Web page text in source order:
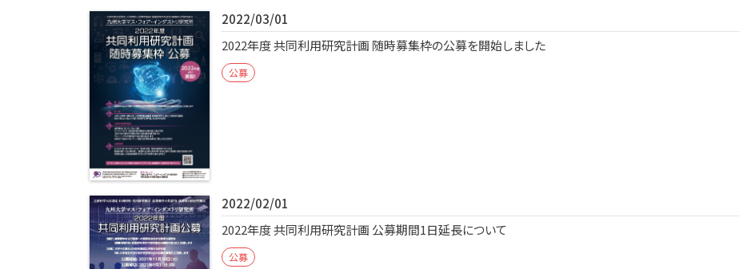
2022/03/01
2022年度 共同利用研究計画 随時募集枠の公募を開始しました
公募
2022/02/01
2022年度 共同利用研究計画 公募期間1日延長について
公募